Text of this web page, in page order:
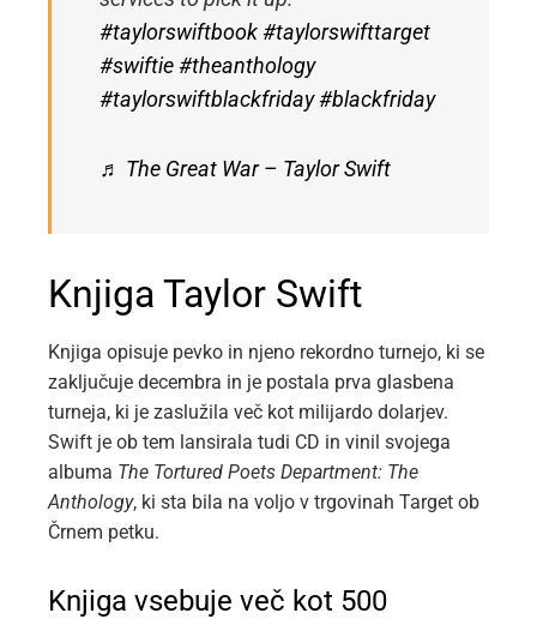
#taylorswiftbook #taylorswifttarget
#swiftie #theanthology
#taylorswiftblackfriday #blackfriday
♬ The Great War – Taylor Swift
Knjiga Taylor Swift
Knjiga opisuje pevko in njeno rekordno turnejo, ki se
zaključuje decembra in je postala prva glasbena
turneja, ki je zaslužila več kot milijardo dolarjev.
Swift je ob tem lansirala tudi CD in vinil svojega
albuma The Tortured Poets Department: The
Anthology, ki sta bila na voljo v trgovinah Target ob
Črnem petku.
Knjiga vsebuje več kot 500